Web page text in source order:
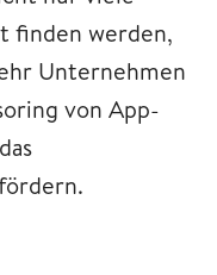
finden werden,
Unternehmen
von App-